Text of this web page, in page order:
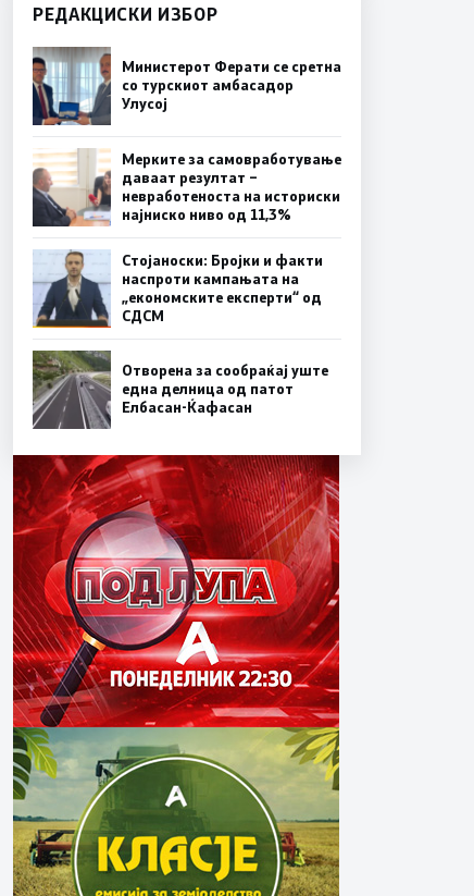
РЕДАКЦИСКИ ИЗБОР
Министерот Ферати се сретна
со турскиот амбасадор
Улусој
Мерките за самовработување
даваат резултат –
невработеноста на историски
најниско ниво од 11,3%
Стојаноски: Бројки и факти
наспроти кампањата на
„економските експерти“ од
СДСM
Отворена за сообраќај уште
една делница од патот
Елбасан-Ќафасан